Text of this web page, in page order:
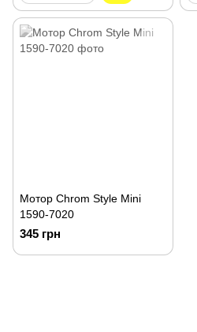
Мотор Chrom Style Mini
1590-7020
345 грн